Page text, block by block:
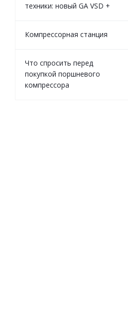
техники: новый GA VSD +
Компрессорная станция
Что спросить перед
покупкой поршневого
компрессора